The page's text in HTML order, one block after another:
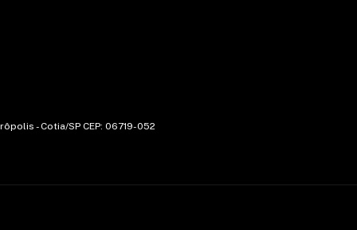
- Cotia/SP CEP: 06719-052